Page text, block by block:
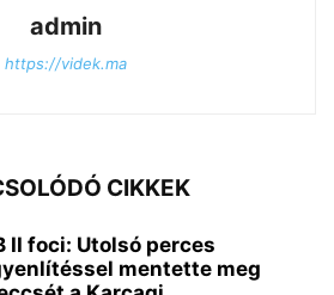
admin
https://videk.ma
CIKKEK
II foci: Utolsó perces
mentette meg